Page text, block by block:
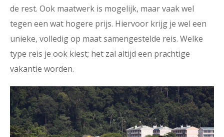
de rest. Ook maatwerk is mogelijk, maar vaak wel
tegen een wat hogere prijs. Hiervoor krijg je wel een
unieke, volledig op maat samengestelde reis. Welke
type reis je ook kiest; het zal altijd een prachtige
vakantie worden.